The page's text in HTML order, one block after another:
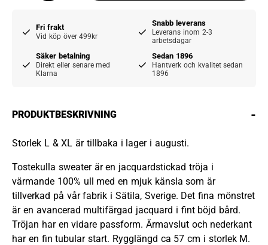
Fri frakt
Vid köp över 499kr
Snabb leverans
Leverans inom 2-3
arbetsdagar
Säker betalning
Direkt eller senare med
Klarna
Sedan 1896
Hantverk och kvalitet sedan
1896
PRODUKTBESKRIVNING -
Storlek L & XL är tillbaka i lager i augusti.
Tostekulla sweater är en jacquardstickad tröja i
värmande 100% ull med en mjuk känsla som är
tillverkad på vår fabrik i Sätila, Sverige. Det fina mönstret
är en avancerad multifärgad jacquard i fint böjd bård.
Tröjan har en vidare passform. Ärmavslut och nederkant
har en fin tubular start. Rygglängd ca 57 cm i storlek M.